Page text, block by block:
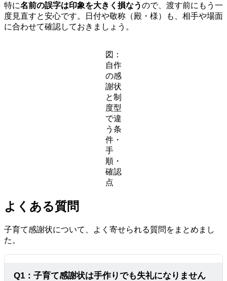
特に名前の誤字は印象を大きく損なうので、渡す前にもう一
度見直すと安心です。日付や敬称（殿・様）も、相手や場面
に合わせて確認しておきましょう。
図：
自作
の感
謝状
と制
度型
で違
う条
件・
手
順・
確認
点
よくある質問
子育て感謝状について、よく寄せられる質問をまとめまし
た。
Q1：子育て感謝状は手作りでも失礼になりません